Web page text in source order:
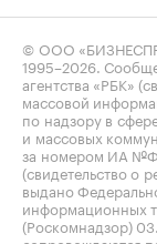
© ООО
1995–2026 .
агентства «РБК»
массовой
по надзору в
и массовых
за номером ИА
(свидетельство о
выдано
информационных
(Роскомнадзор)